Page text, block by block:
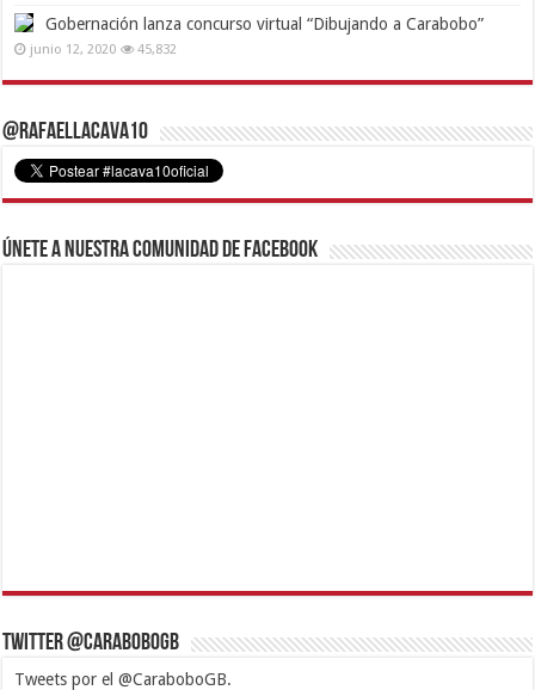
Gobernación lanza concurso virtual “Dibujando a Carabobo”
junio 12, 2020 45,832
@RafaelLacava10
Únete a nuestra comunidad de Facebook
Twitter @CaraboboGB
Tweets por el @CaraboboGB.